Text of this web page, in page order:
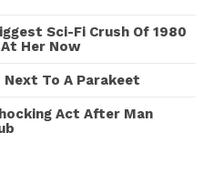
Sci-Fi Crush Of 1980
Her Now
Next To A Parakeet
Act After Man